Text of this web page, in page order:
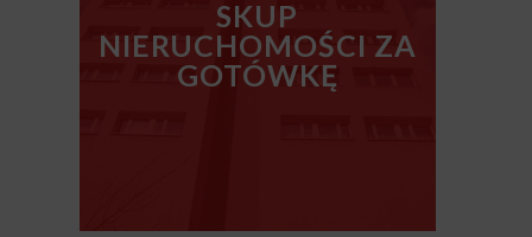
SKUP
NIERUCHOMOŚCI ZA
GOTÓWKĘ